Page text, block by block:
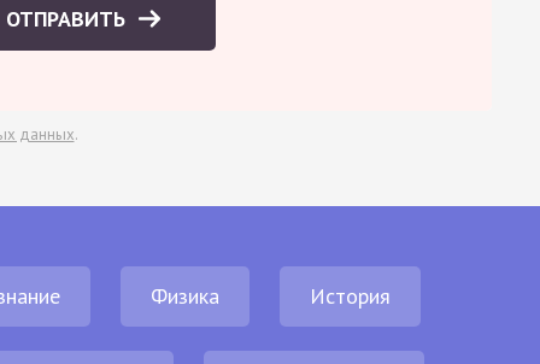
ОТПРАВИТЬ
данных.
Физика История